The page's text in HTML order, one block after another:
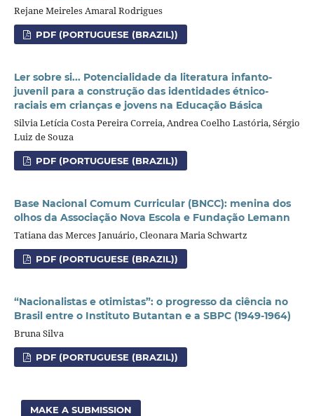
Rejane Meireles Amaral Rodrigues
PDF (PORTUGUESE (BRAZIL))
Ler sobre si... Potencialidade da literatura infanto-
juvenil para a construção das identidades étnico-
raciais em crianças e jovens na Educação Básica
Silvia Letícia Costa Pereira Correia, Andrea Coelho Lastória, Sérgio
Luiz de Souza
PDF (PORTUGUESE (BRAZIL))
Base Nacional Comum Curricular (BNCC): menina dos
olhos da Associação Nova Escola e Fundação Lemann
Tatiana das Merces Januário, Cleonara Maria Schwartz
PDF (PORTUGUESE (BRAZIL))
“Nacionalistas e otimistas”: o progresso da ciência no
Brasil entre o Instituto Butantan e a SBPC (1949-1964)
Bruna Silva
PDF (PORTUGUESE (BRAZIL))
MAKE A SUBMISSION